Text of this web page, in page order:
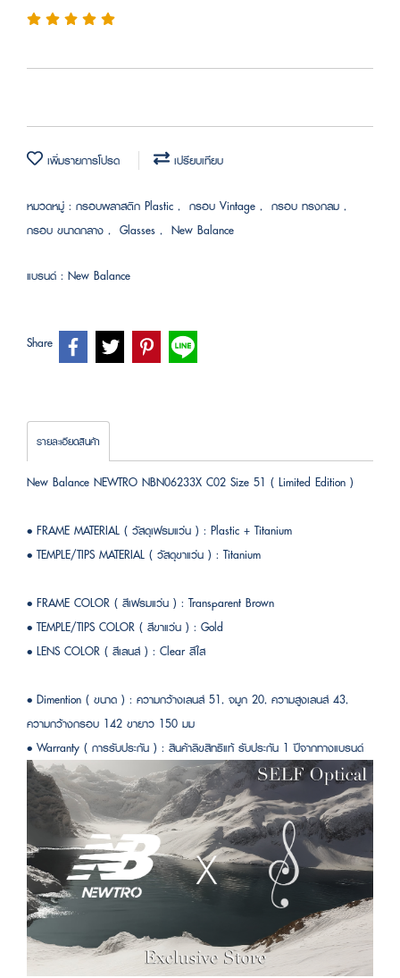
เพิ่มรายการโปรด เปรียบเทียบ
หมวดหมู่ : กรอบพลาสติก Plastic , กรอบ Vintage , กรอบ ทรงกลม ,
กรอบ ขนาดกลาง , Glasses , New Balance
แบรนด์ : New Balance
Share
รายละเอียดสินค้า
New Balance NEWTRO NBN06233X C02 Size 51 ( Limited Edition )
• FRAME MATERIAL ( วัสดุเฟรมแว่น ) : Plastic + Titanium
• TEMPLE/TIPS MATERIAL ( วัสดุขาแว่น ) : Titanium
• FRAME COLOR ( สีเฟรมแว่น ) : Transparent Brown
• TEMPLE/TIPS COLOR ( สีขาแว่น ) : Gold
• LENS COLOR ( สีเลนส์ ) : Clear สีใส
• Dimention ( ขนาด ) : ความกว้างเลนส์ 51, จมูก 20, ความสูงเลนส์ 43,
ความกว้างกรอบ 142 ขายาว 150 มม
• Warranty ( การรับประกัน ) : สินค้าลิขสิทธิแท้ รับประกัน 1 ปีจากทางแบรนด์